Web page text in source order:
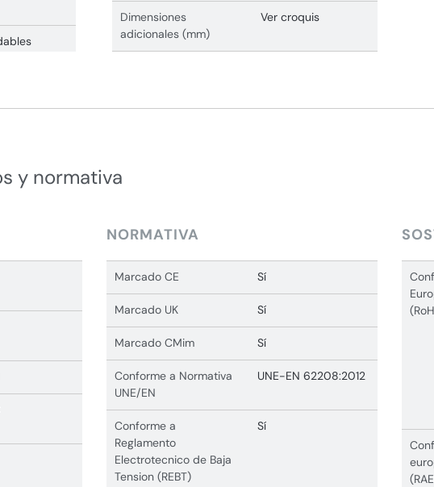
Dimensiones
adicionales (mm)
Ver croquis
y normativa
NORMATIVA
Marcado CE Sí
Marcado UK Sí
Marcado CMim Sí
Conforme a Normativa
UNE/EN
UNE-EN 62208:2012
Conforme a
Reglamento
Electrotecnico de Baja
Tension (REBT)
Sí